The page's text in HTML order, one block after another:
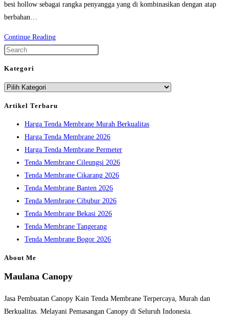
besi hollow sebagai rangka penyangga yang di kombinasikan dengan atap
berbahan…
Continue ReadingTenda
panel.
Kategori
Kategori
Artikel Terbaru
Harga Tenda Membrane Murah Berkualitas
Harga Tenda Membrane 2026
Harga Tenda Membrane Permeter
Tenda Membrane Cileungsi 2026
Tenda Membrane Cikarang 2026
Tenda Membrane Banten 2026
Tenda Membrane Cibubur 2026
Tenda Membrane Bekasi 2026
Tenda Membrane Tangerang
Tenda Membrane Bogor 2026
About Me
Maulana Canopy
Jasa Pembuatan Canopy Kain Tenda Membrane Terpercaya, Murah dan
Berkualitas. Melayani Pemasangan Canopy di Seluruh Indonesia.